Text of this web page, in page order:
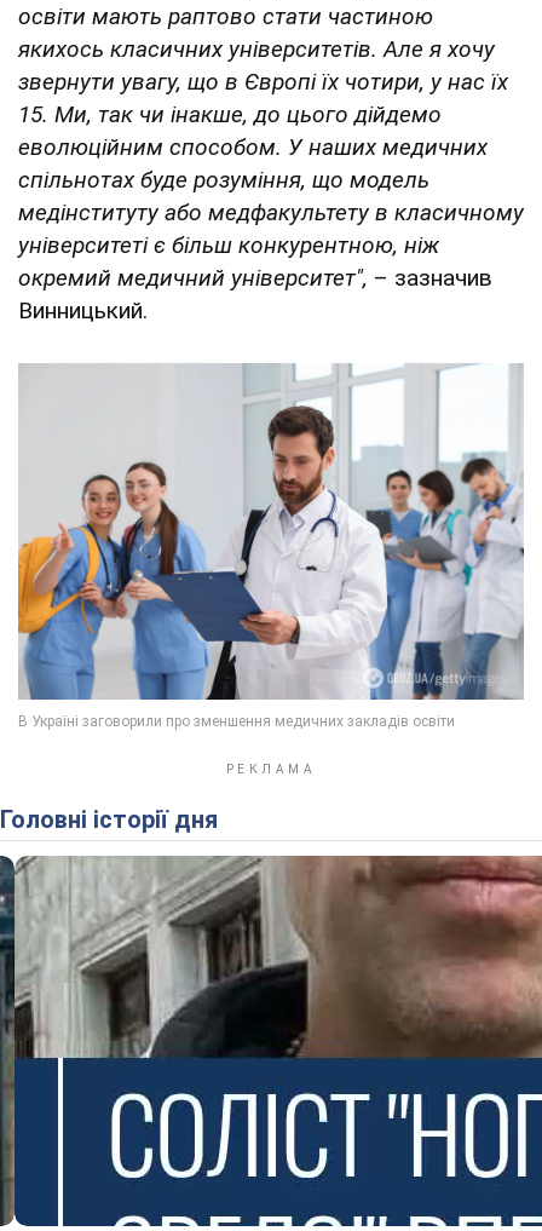
освіти мають раптово стати частиною
якихось класичних університетів. Але я хочу
звернути увагу, що в Європі їх чотири, у нас їх
15. Ми, так чи інакше, до цього дійдемо
еволюційним способом. У наших медичних
спільнотах буде розуміння, що модель
медінституту або медфакультету в класичному
університеті є більш конкурентною, ніж
окремий медичний університет", – зазначив
Винницький.
Головні історії дня